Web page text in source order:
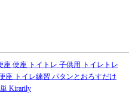
座 便座 トイトレ 子供用 トイレトレ
座 トイレ練習 パタンとおろすだけ
Kirarily